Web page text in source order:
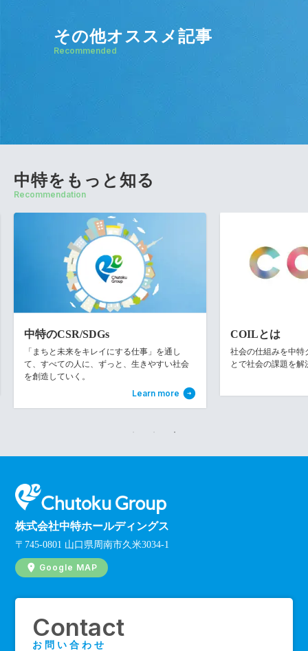
その他オススメ記事
Recommended
中特をもっと知る
Recommendation
中特のCSR/SDGs
「まちと未来をキレイにする仕事」を通し
て、すべての人に、ずっと、生きやすい社会
を創造していく。
Learn more
COILとは
社会の仕組みを中特
とで社会の課題を解
株式会社中特ホールディングス
〒745-0801 山口県周南市久米3034-1
Google MAP
Contact
お問い合わせ